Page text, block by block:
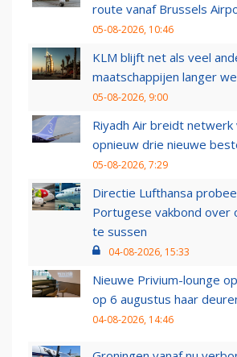
route vanaf Brussels
05-08-2026, 10:46
KLM blijft net als veel
maatschappijen langer
05-08-2026, 9:00
Riyadh Air breidt
opnieuw drie nieuwe
05-08-2026, 7:29
Directie Lufthansa
Portugese vakbond over
te sussen
04-08-2026, 15:33
Nieuwe Privium-lounge
op 6 augustus haar
04-08-2026, 14:46